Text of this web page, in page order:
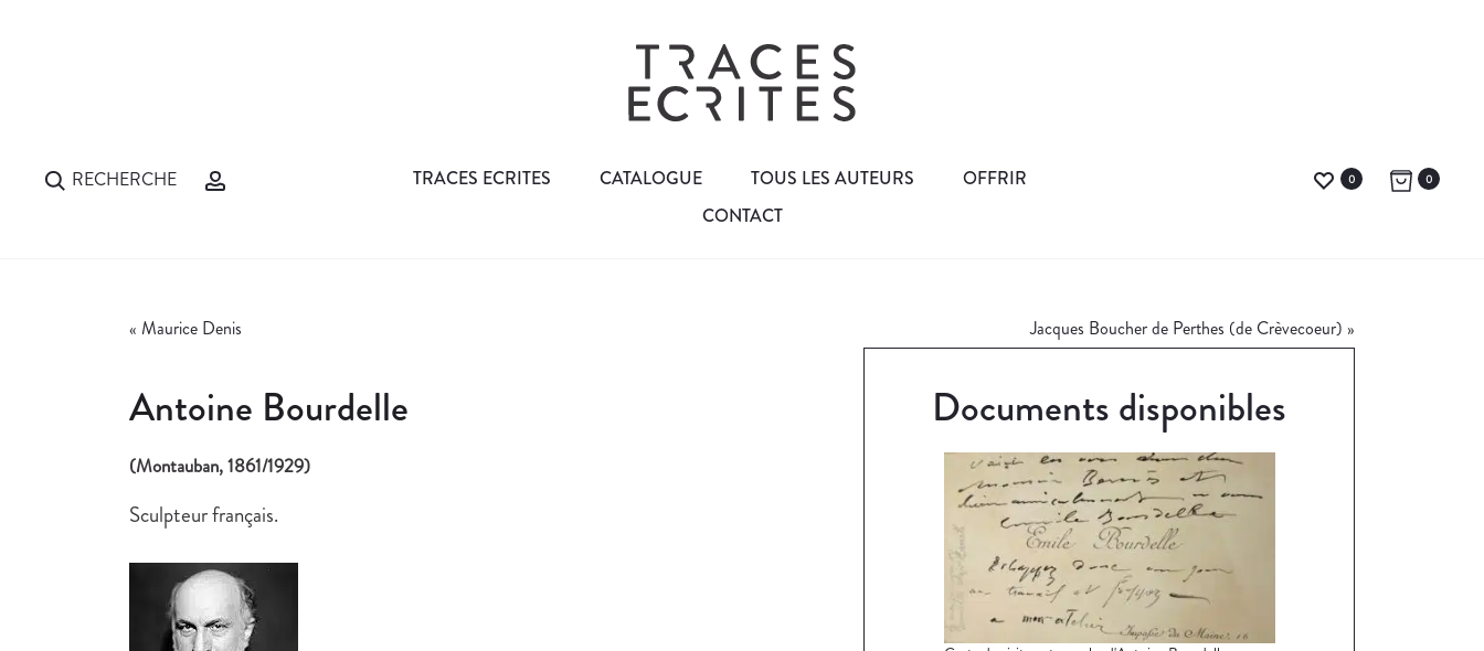
RECHERCHE TRACES ECRITES CATALOGUE TOUS LES AUTEURS
OFFRIR
CONTACT
0 0
« Maurice Denis Jacques Boucher de Perthes (de Crèvecoeur) »
Antoine Bourdelle
(Montauban, 1861/1929)
Sculpteur français.
Documents disponibles